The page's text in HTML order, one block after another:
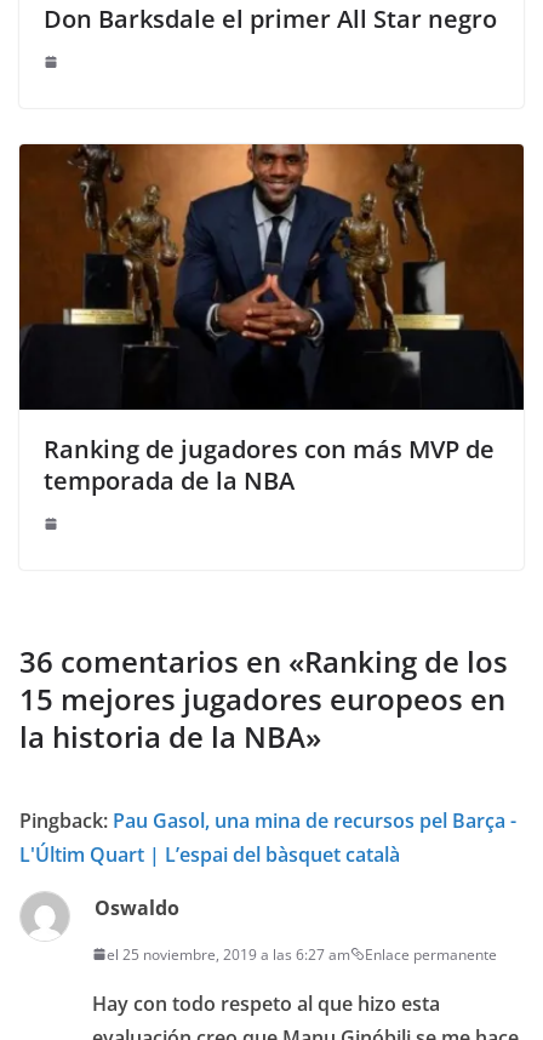
Don Barksdale el primer All Star negro
Ranking de jugadores con más MVP de
temporada de la NBA
36 comentarios en «Ranking de los
15 mejores jugadores europeos en
la historia de la NBA»
Pingback: Pau Gasol, una mina de recursos pel Barça -
L'Últim Quart | L’espai del bàsquet català
Oswaldo
el 25 noviembre, 2019 a las 6:27 am Enlace permanente
Hay con todo respeto al que hizo esta